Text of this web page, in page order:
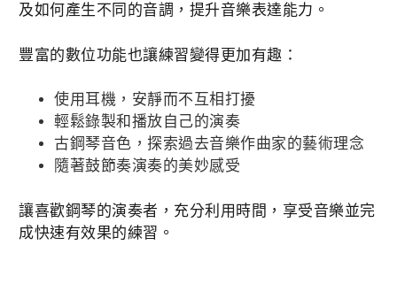
及如何產生不同的音調，提升音樂表達能力。
豐富的數位功能也讓練習變得更加有趣：
使用耳機，安靜而不互相打擾
輕鬆錄製和播放自己的演奏
古鋼琴音色，探索過去音樂作曲家的藝術理念
隨著鼓節奏演奏的美妙感受
讓喜歡鋼琴的演奏者，充分利用時間，享受音樂並完
成快速有效果的練習。